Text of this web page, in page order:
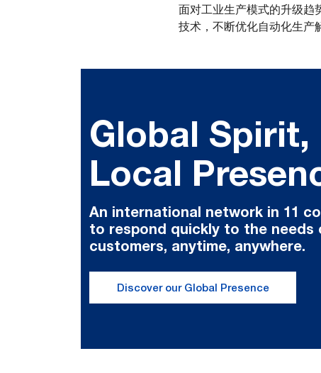
面对工业生产模式的升级趋
技术，不断优化自动化生产
Global Spirit,
Local
An international network in 11
to respond quickly to the needs
customers, anytime, anywhere.
Discover our Global Presence